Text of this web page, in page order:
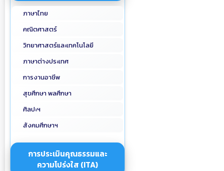
ภาษาไทย
คณิตศาสตร์
วิทยาศาสตร์และเทคโนโลยี
ภาษาต่างประเทศ
การงานอาชีพ
สุขศึกษา พลศึกษา
ศิลปะฯ
สังคมศึกษาฯ
การประเมินคุณธรรมและ
ความโปร่งใส (ITA)